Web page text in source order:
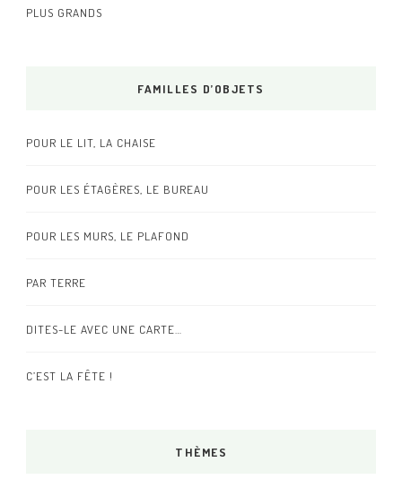
PLUS GRANDS
FAMILLES D’OBJETS
POUR LE LIT, LA CHAISE
POUR LES ÉTAGÈRES, LE BUREAU
POUR LES MURS, LE PLAFOND
PAR TERRE
DITES-LE AVEC UNE CARTE…
C’EST LA FÊTE !
THÈMES